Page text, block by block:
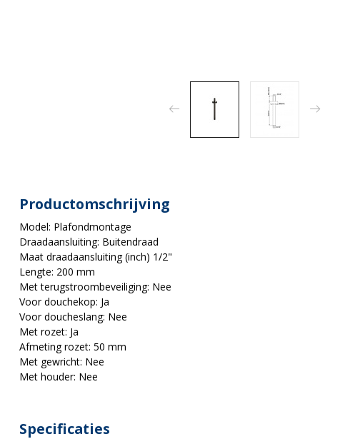
Productomschrijving
Model: Plafondmontage
Draadaansluiting: Buitendraad
Maat draadaansluiting (inch) 1/2"
Lengte: 200 mm
Met terugstroombeveiliging: Nee
Voor douchekop: Ja
Voor doucheslang: Nee
Met rozet: Ja
Afmeting rozet: 50 mm
Met gewricht: Nee
Met houder: Nee
Specificaties